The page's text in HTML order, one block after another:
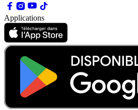
Applications